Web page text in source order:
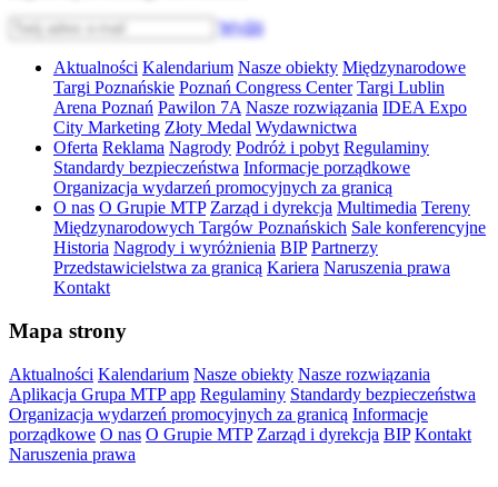
Wyślij
Aktualności Kalendarium Nasze obiekty Międzynarodowe
Targi Poznańskie Poznań Congress Center Targi Lublin
Arena Poznań Pawilon 7A Nasze rozwiązania IDEA Expo
City Marketing Złoty Medal Wydawnictwa
Oferta Reklama Nagrody Podróż i pobyt Regulaminy
Standardy bezpieczeństwa Informacje porządkowe
Organizacja wydarzeń promocyjnych za granicą
O nas O Grupie MTP Zarząd i dyrekcja Multimedia Tereny
Międzynarodowych Targów Poznańskich Sale konferencyjne
Historia Nagrody i wyróżnienia BIP Partnerzy
Przedstawicielstwa za granicą Kariera Naruszenia prawa
Kontakt
Mapa strony
Aktualności Kalendarium Nasze obiekty Nasze rozwiązania
Aplikacja Grupa MTP app Regulaminy Standardy bezpieczeństwa
Organizacja wydarzeń promocyjnych za granicą Informacje
porządkowe O nas O Grupie MTP Zarząd i dyrekcja BIP Kontakt
Naruszenia prawa